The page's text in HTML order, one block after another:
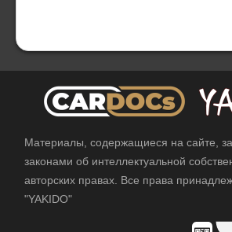
Материалы, содержащиеся на сайте,
законами об интеллектуальной
авторских правах. Все права
"YAKIDO"